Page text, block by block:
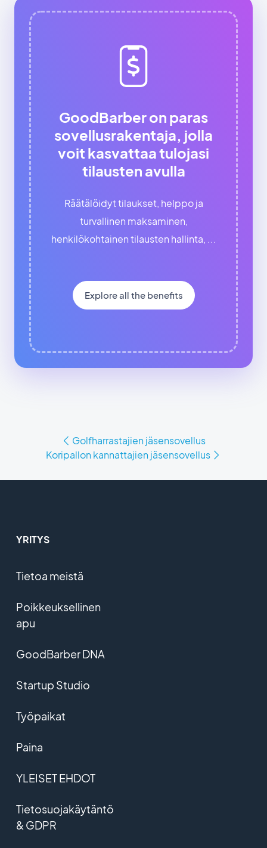
GoodBarber on paras
sovellusrakentaja, jolla
voit kasvattaa tulojasi
tilausten avulla
Räätälöidyt tilaukset, helppo ja
turvallinen maksaminen,
henkilökohtainen tilausten hallinta, ...
Explore all the benefits
Golfharrastajien jäsensovellus
Koripallon kannattajien jäsensovellus
YRITYS
Tietoa meistä
Poikkeuksellinen
apu
GoodBarber DNA
Startup Studio
Työpaikat
Paina
YLEISET EHDOT
Tietosuojakäytäntö
& GDPR